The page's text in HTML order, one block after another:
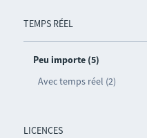
TEMPS RÉEL
Peu importe (5)
Avec temps réel (2)
LICENCES